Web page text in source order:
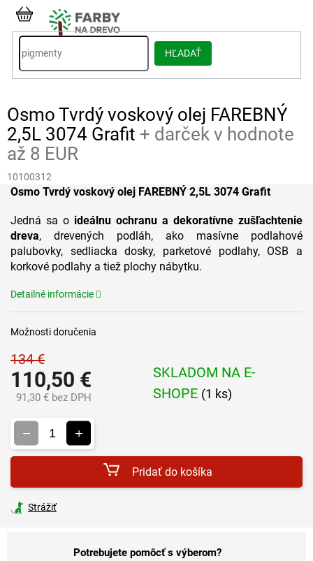
Prejsť
obsah
HĽADAŤ
NÁKUPNÝ
KOŠÍK
Osmo Tvrdý voskový olej FAREBNÝ
2,5L 3074 Grafit + darček v hodnote
až 8 EUR
10100312
134 €
110,50 €
91,30 € bez DPH
SKLADOM NA E-
SHOPE (1 ks)
Možnosti doručenia
Pridať do košíka
Osmo Tvrdý voskový olej FAREBNÝ 2,5L 3074 Grafit
Jedná sa o ideálnu ochranu a dekoratívne zušľachtenie
dreva, drevených podláh, ako masívne podlahové
palubovky, sedliacka dosky, parketové podlahy, OSB a
korkové podlahy a tiež plochy nábytku.
Detailné informácie
Strážiť
Potrebujete pomôcť s výberom?